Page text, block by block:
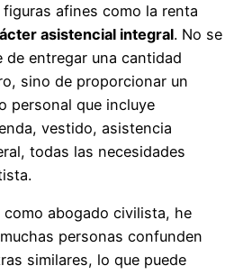
afines como la renta
asistencial integral. No se
de entregar una cantidad
sino de proporcionar un
personal que incluye
vestido, asistencia
todas las necesidades
como abogado civilista, he
personas confunden
similares, lo que puede